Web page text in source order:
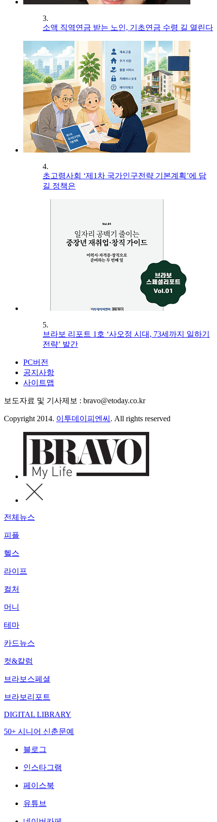
3.
소액 직역연금 받는 노인, 기초연금 수령 길 열린다
4.
초고령사회 ‘제1차 국가인구전략 기본계획’에 담
길 정책은
5.
브라보 리포트 1호 ‘사오정 시대, 73세까지 일하기
전략’ 발간
PC버전
공지사항
사이트맵
보도자료 및 기사제보 : bravo@etoday.co.kr
Copyright 2014. 이투데이피엔씨 . All rights reserved
전체뉴스
피플
헬스
라이프
컬처
머니
테마
카드뉴스
컷&칼럼
브라보스페셜
브라보리포트
DIGITAL LIBRARY
50+ 시니어 신춘문예
블로그
인스타그램
페이스북
유튜브